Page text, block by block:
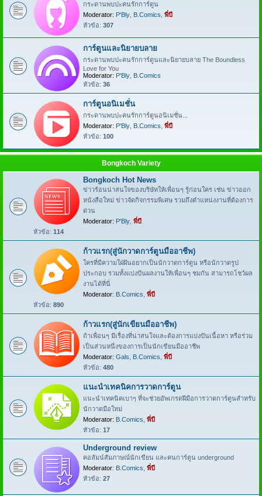
กระดานพบปะคนรักการ์ตูน
Moderator: P'Bly B.Comics พี่บี
หัวข้อ: 307
การ์ตูนและนิยายบลาย
กระดานพบปะคนรักการ์ตูนและนิยายบลาย The Boundless
Love for You
Moderator: P'Bly B.Comics
หัวข้อ: 36
การ์ตูนอนิเมชั่น
กระดานพบปะคนรักการ์ตูนอนิเมชั่น...
Moderator: P'Bly B.Comics พี่บี
หัวข้อ: 100
Bongkoch Variety
Bongkoch Hot News
ข่าวร้อนน่าสนใจของบริษัทให้เพื่อนๆ รู้ก่อนใคร เช่น ข่าวออก
หนังสือใหม่ ข่าวจัดกิจกรรมพิเศษ รวมถึงตำแหน่งงานที่ต้องการ
ด่วน
Moderator: P'Bly พี่บี
หัวข้อ: 114
ก้าวแรก(สู่นักวาดการ์ตูนมืออาชีพ)
ใครที่มีความใฝ่ฝันอยากเป็นนักวาดการ์ตูน หรือนักวาดรูป
ประกอบ รวมทั้งแบ่งปันผลงานให้เพื่อนๆ ชมกัน สามารถโชว์ผล
งานได้ที่นี่
Moderator: B.Comics พี่บี
หัวข้อ: 890
ก้าวแรก(สู่นักเขียนมืออาชีพ)
ถ้าเพื่อนๆ มีเรื่องที่น่าสนใจและต้องการแบ่งปันเนื้อหา หรือร่วม
เป็นส่วนหนึ่งของการเป็นนักเขียนมืออาชีพ
Moderator: Gals B.Comics พี่บี
หัวข้อ: 480
แนะนำเทคนิคการวาดการ์ตูน
แนะนำเทคนิคเบาๆ ที่จะช่วยอัพเกรดฝีมือการวาดการ์ตูนสำหรับ
นักวาดมือใหม่
Moderator: B.Comics พี่บี
หัวข้อ: 17
Underground review
คอลัมน์สัมภาษณ์นักเขียน และคนการ์ตูน underground
Moderator: B.Comics พี่บี
หัวข้อ: 27